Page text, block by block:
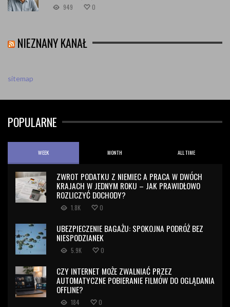
949 0
NIEZNANY KANAŁ
sitemap
POPULARNE
WEEK MONTH ALL TIME
ZWROT PODATKU Z NIEMIEC A PRACA W DWÓCH
KRAJACH W JEDNYM ROKU – JAK PRAWIDŁOWO
ROZLICZYĆ DOCHODY?
1.8K 0
UBEZPIECZENIE BAGAŻU: SPOKOJNA PODRÓŻ BEZ
NIESPODZIANEK
5.9K 0
CZY INTERNET MOŻE ZWALNIAĆ PRZEZ
AUTOMATYCZNE POBIERANIE FILMÓW DO OGLĄDANIA
OFFLINE?
184 0